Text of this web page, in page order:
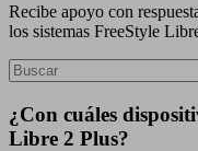
Recibe apoyo con
los sistemas FreeStyle
¿Con cuáles
Libre 2 Plus?